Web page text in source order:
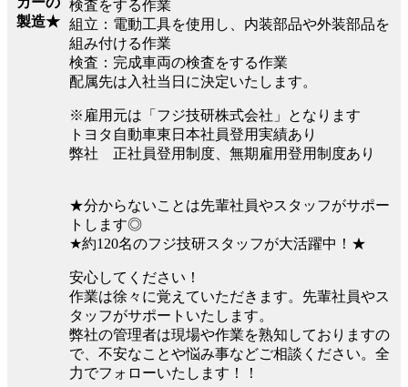
製造★
検査をする作業
組立：電動工具を使用し、内装部品や外装部品を
組み付ける作業
検査：完成車両の検査をする作業
配属先は入社当日に決定いたします。
※雇用元は「フジ技研株式会社」となります
トヨタ自動車東日本社員登用実績あり
弊社 正社員登用制度、無期雇用登用制度あり
★分からないことは先輩社員やスタッフがサポー
トします◎
★約120名のフジ技研スタッフが大活躍中！★
安心してください！
作業は徐々に覚えていただきます。先輩社員やス
タッフがサポートいたします。
弊社の管理者は現場や作業を熟知しておりますの
で、不安なことや悩み事などご相談ください。全
力でフォローいたします！！